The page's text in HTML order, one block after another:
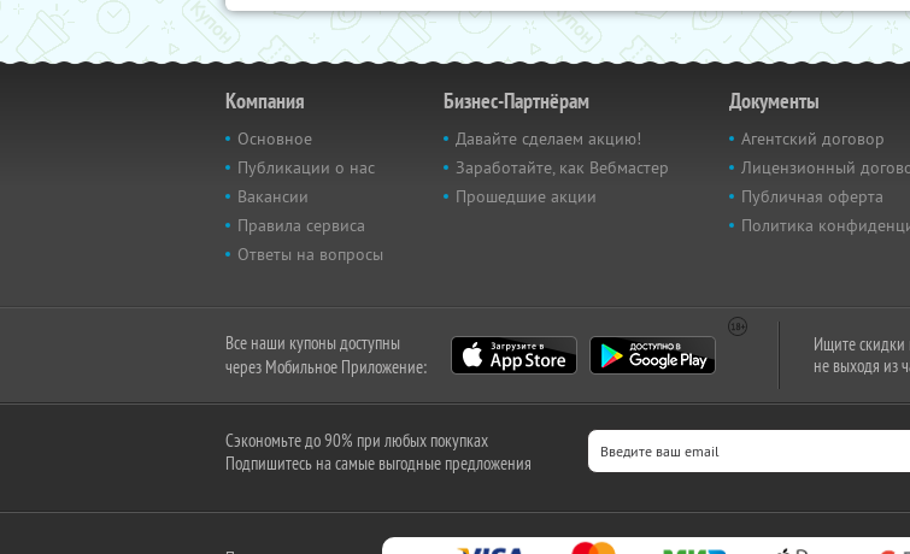
Компания
Основное
Публикации о нас
Вакансии
Правила сервиса
Ответы на вопросы
Бизнес-Партнёрам
Давайте сделаем акцию!
Заработайте, как Вебмастер
Прошедшие акции
Документы
Агентский договор
Лицензионный
Публичная оферта
Политика
Все наши купоны доступны
через Мобильное Приложение:
Ищите скидки
не выходя из
Сэкономьте до 90% при любых покупках
Подпишитесь на самые выгодные предложения